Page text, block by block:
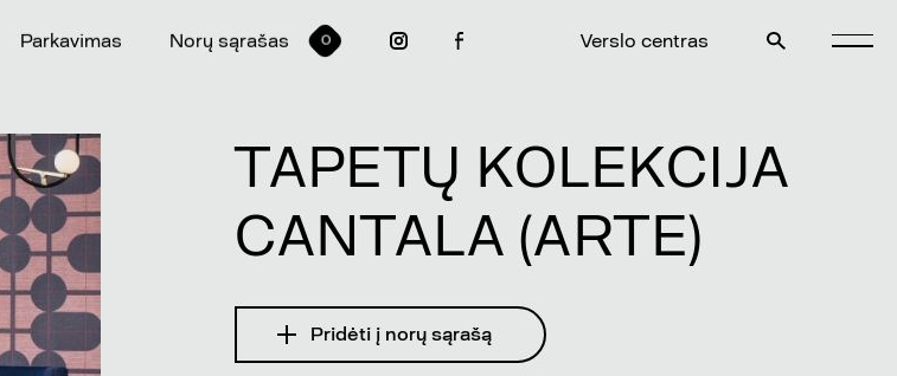
Parkavimas Norų sąrašas 0 Verslo centras
TAPETŲ KOLEKCIJA
CANTALA (ARTE)
Pridėti į norų sąrašą